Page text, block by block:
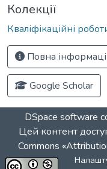
Колекції
Кваліфікаційні
Повна
Google Scholar
DSpace software
Цей контент
Commons